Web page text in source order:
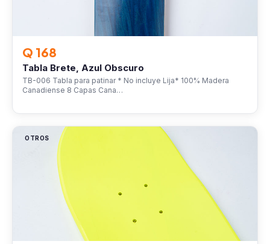
Q 168
Tabla Brete, Azul Obscuro
TB-006 Tabla para patinar * No incluye Lija* 100% Madera
Canadiense 8 Capas Cana…
OTROS